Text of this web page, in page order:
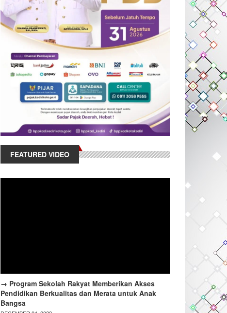
FEATURED VIDEO
→ Program Sekolah Rakyat Memberikan Akses
Pendidikan Berkualitas dan Merata untuk Anak
Bangsa